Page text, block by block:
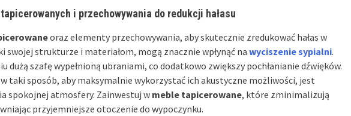
i przechowywania do redukcji hałasu
oraz elementy przechowywania, aby skutecznie zredukować hałas w
swojej strukturze i materiałom, mogą znacznie wpłynąć na wyciszenie sypialni.
dużą szafę wypełnioną ubraniami, co dodatkowo zwiększy pochłanianie dźwięków.
taki sposób, aby maksymalnie wykorzystać ich akustyczne możliwości, jest
spokojnej atmosfery. Zainwestuj w meble tapicerowane, które zminimalizują
przyjemniejsze otoczenie do wypoczynku.